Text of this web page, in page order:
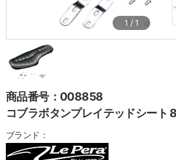
1/ 1
商品番号：008858
コブラボタンプレイテッドシー
ブランド：